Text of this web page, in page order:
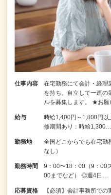
仕事内容
在宅勤務にて会計・経理
を持ち、自立して一連の
ルを募集します。 ★お
給与
時給1,400円～1,800円
修期間あり：時給1,300…
勤務地
全国どこからでも在宅勤
なし）
勤務時間
9：00〜18：00（9：00
00までなど） ◎週4日…
応募資格
【必須】会計事務所で